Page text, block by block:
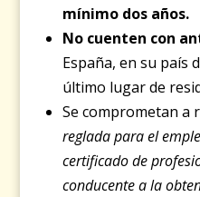
mínimo dos años.
No cuenten con
España, en su país
último lugar de
Se comprometan a
reglada para el
certificado de
conducente a la